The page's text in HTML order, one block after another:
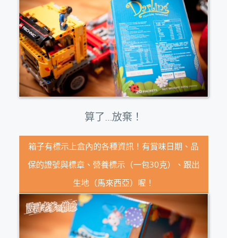
算了…放棄！
箱子有標示上盒內的各種資訊！有賞味日期、品
保的證號與標章、營養標示（一包30克）、跟出
生地（馬來西亞）喔！